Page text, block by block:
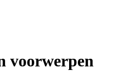
voorwerpen